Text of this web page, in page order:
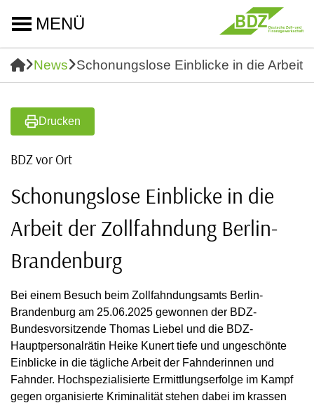
MENÜ
News Schonungslose Einblicke in die Arbeit
Drucken
BDZ vor Ort
Schonungslose Einblicke in die
Arbeit der Zollfahndung Berlin-
Brandenburg
Bei einem Besuch beim Zollfahndungsamts Berlin-
Brandenburg am 25.06.2025 gewonnen der BDZ-
Bundesvorsitzende Thomas Liebel und die BDZ-
Hauptpersonalrätin Heike Kunert tiefe und ungeschönte
Einblicke in die tägliche Arbeit der Fahnderinnen und
Fahnder. Hochspezialisierte Ermittlungserfolge im Kampf
gegen organisierte Kriminalität stehen dabei im krassen